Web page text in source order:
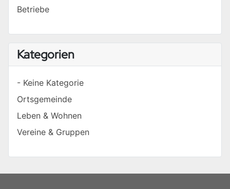
Betriebe
Kategorien
- Keine Kategorie
Ortsgemeinde
Leben & Wohnen
Vereine & Gruppen